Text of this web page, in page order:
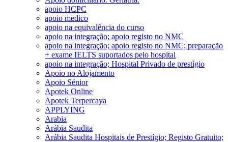
apoio HCPC
apoio medico
apoio na equivalência do curso
apoio na integração; apoio registo no NMC
apoio na integração; apoio registo no NMC; preparação
+ exame IELTS suportados pelo hospital
apoio na integração; Hospital Privado de prestígio
Apoio no Alojamento
Apoio Sénior
Apotek Online
Apotek Terpercaya
APPLYING
Arabia
Arábia Saudita
Arábia Saudita Hospitais de Prestígio; Registo Gratuito;